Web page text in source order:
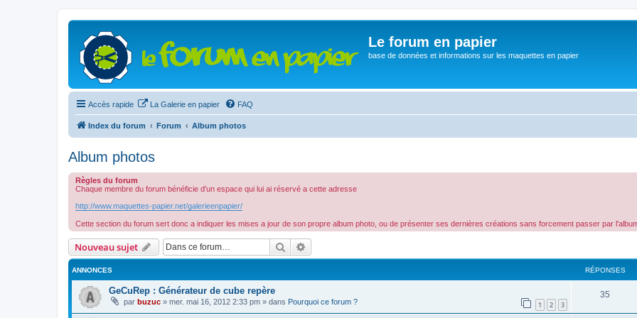
Le forum en papier
base de données et informations sur les maquettes en papier
Accès rapide La Galerie en papier FAQ
Index du forum Forum Album photos
Album photos
Règles du forum
Chaque membre du forum bénéficie d'un espace qui lui ai réservé a cette adresse
http://www.maquettes-papier.net/galerieenpapier/
Cette section du forum sert donc a indiquer les mises a jour de son propre album photo, ou de présenter ses dernières créations sans forcement passer par
Nouveau sujet Rechercher
ANNONCES RÉPONSES
GeCuRep : Générateur de cube repère
par buzuc » mer. mai 16, 2012 2:33 pm » dans Pourquoi ce forum ? 1 2 3
35